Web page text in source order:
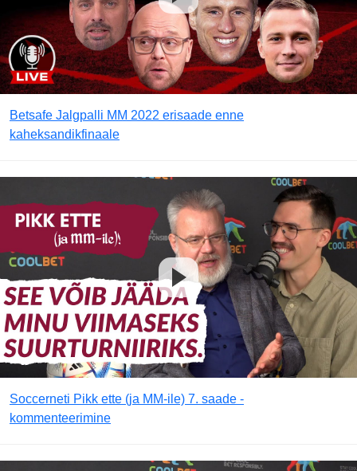
Betsafe Jalgpalli MM 2022 erisaade enne
kaheksandikfinaale
Soccerneti Pikk ette (ja MM-ile) 7. saade -
kommenteerimine